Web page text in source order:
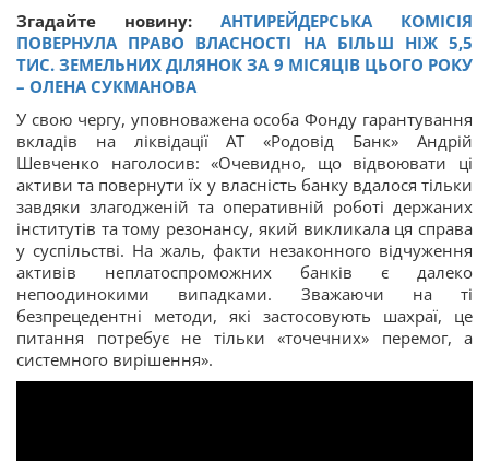
Згадайте новину: АНТИРЕЙДЕРСЬКА КОМІСІЯ
ПОВЕРНУЛА ПРАВО ВЛАСНОСТІ НА БІЛЬШ НІЖ 5,5
ТИС. ЗЕМЕЛЬНИХ ДІЛЯНОК ЗА 9 МІСЯЦІВ ЦЬОГО РОКУ
– ОЛЕНА СУКМАНОВА
У свою чергу, уповноважена особа Фонду гарантування
вкладів на ліквідації АТ «Родовід Банк» Андрій
Шевченко наголосив: «Очевидно, що відвоювати ці
активи та повернути їх у власність банку вдалося тільки
завдяки злагодженій та оперативній роботі держаних
інститутів та тому резонансу, який викликала ця справа
у суспільстві. На жаль, факти незаконного відчуження
активів неплатоспроможних банків є далеко
непоодинокими випадками. Зважаючи на ті
безпрецедентні методи, які застосовують шахраї, це
питання потребує не тільки «точечних» перемог, а
системного вирішення».